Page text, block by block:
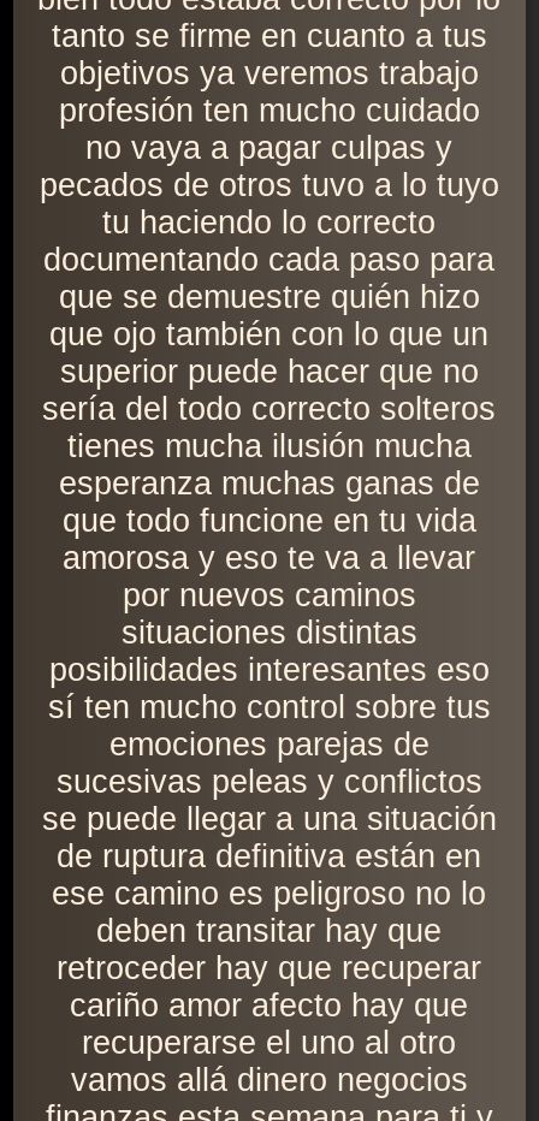
tanto se firme en cuanto a tus
objetivos ya veremos trabajo
profesión ten mucho cuidado
no vaya a pagar culpas y
pecados de otros tuvo a lo tuyo
tu haciendo lo correcto
documentando cada paso para
que se demuestre quién hizo
que ojo también con lo que un
superior puede hacer que no
sería del todo correcto solteros
tienes mucha ilusión mucha
esperanza muchas ganas de
que todo funcione en tu vida
amorosa y eso te va a llevar
por nuevos caminos
situaciones distintas
posibilidades interesantes eso
sí ten mucho control sobre tus
emociones parejas de
sucesivas peleas y conflictos
se puede llegar a una situación
de ruptura definitiva están en
ese camino es peligroso no lo
deben transitar hay que
retroceder hay que recuperar
cariño amor afecto hay que
recuperarse el uno al otro
vamos allá dinero negocios